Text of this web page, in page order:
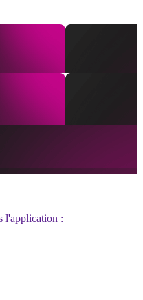
l'application :